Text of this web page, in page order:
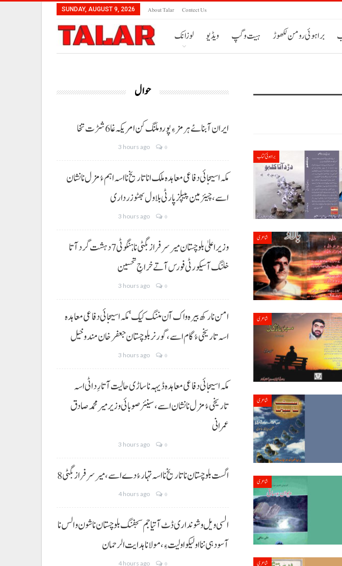
SUNDAY, AUGUST 9, 2026 About Talar Contect Us
لوزانک ویڈیو ہیت و گپ براہوئی رومن لکھوڑ
براہوئی کتاب
شاعری
شاعری
شاعری
شاعری
شاعری
حوال
ایران آبنائے ہرمز ءِ پورو ملنگ کن امریکہ غا 6 شڑت تخا
3 hours ago 0
مکہ اسیجائی دفاعی معاہدہ ملک انا تاریخ نا اسہ اہم ءُ مزل نا نشان
اسے، چیئرمین پیپلز پارٹی بلاول بھٹو زرداری
3 hours ago 0
وزیراعلیٰ بلوچستان میر سرفراز بگٹی نا ہنگو ٹی 7 دہشت گرد آتا
خلنگ آ سیکورٹی فورس آتے خراجِ تحسین
3 hours ago 0
امن نا رکھ بیرہ واک آن مننگ کیک‘ مکہ اسیجائی دفاعی معاہدہ
اسہ تاریخی ءُ گام اسے،گورنر بلوچستان جعفر خان مندوخیل
3 hours ago 0
مکہ اسیجائی دفاعی معاہدہ ڈیہہ نا ساڑی حالیت آتا رِد اٹی اسہ
تاریخی ءُ مزل نا نشان اسے،سینئر صوبائی وزیر میر محمد صادق
عمرانی
3 hours ago 0
8 اگست بلوچستان نا تاریخ نا اسہ تہار ءُ دے اسے، میرسرفراز بگٹی
4 hours ago 0
السی ویل و شونداری ڈٹ آتیا جم سجفنگ بلوچستان نا شون و الس نا
آسودہی ننا اولیکو اولیت ءِ،مولانا ہدایت الرحمان
4 hours ago 0